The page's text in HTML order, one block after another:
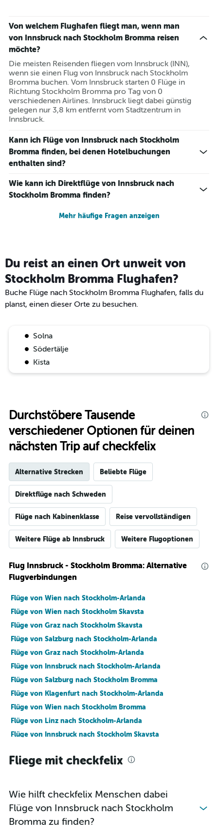
Von welchem Flughafen fliegt man, wenn man
von Innsbruck nach Stockholm Bromma reisen
möchte?
Die meisten Reisenden fliegen vom Innsbruck (INN),
wenn sie einen Flug von Innsbruck nach Stockholm
Bromma buchen. Vom Innsbruck starten 0 Flüge in
Richtung Stockholm Bromma pro Tag von 0
verschiedenen Airlines. Innsbruck liegt dabei günstig
gelegen nur 3,8 km entfernt vom Stadtzentrum in
Innsbruck.
Kann ich Flüge von Innsbruck nach Stockholm
Bromma finden, bei denen Hotelbuchungen
enthalten sind?
Wie kann ich Direktflüge von Innsbruck nach
Stockholm Bromma finden?
Mehr häufige Fragen anzeigen
Du reist an einen Ort unweit von
Stockholm Bromma Flughafen?
Buche Flüge nach Stockholm Bromma Flughafen, falls du
planst, einen dieser Orte zu besuchen.
Solna
Södertälje
Kista
Durchstöbere Tausende
verschiedener Optionen für deinen
nächsten Trip auf checkfelix
Alternative Strecken Beliebte Flüge
Direktflüge nach Schweden
Flüge nach Kabinenklasse Reise vervollständigen
Weitere Flüge ab Innsbruck Weitere Flugoptionen
Flug Innsbruck - Stockholm Bromma: Alternative
Flugverbindungen
Flüge von Wien nach Stockholm-Arlanda
Flüge von Wien nach Stockholm Skavsta
Flüge von Graz nach Stockholm Skavsta
Flüge von Salzburg nach Stockholm-Arlanda
Flüge von Graz nach Stockholm-Arlanda
Flüge von Innsbruck nach Stockholm-Arlanda
Flüge von Salzburg nach Stockholm Bromma
Flüge von Klagenfurt nach Stockholm-Arlanda
Flüge von Wien nach Stockholm Bromma
Flüge von Linz nach Stockholm-Arlanda
Flüge von Innsbruck nach Stockholm Skavsta
Flüge von Salzburg nach Stockholm Skavsta
Fliege mit checkfelix
Wie hilft checkfelix Menschen dabei
Flüge von Innsbruck nach Stockholm
Bromma zu finden?